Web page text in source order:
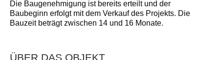
Die Baugenehmigung ist bereits erteilt und der
Baubeginn erfolgt mit dem Verkauf des Projekts. Die
Bauzeit beträgt zwischen 14 und 16 Monate.
ÜBER DAS OBJEKT